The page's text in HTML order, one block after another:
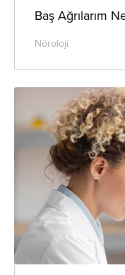
Baş Ağrılarım
Nöroloji